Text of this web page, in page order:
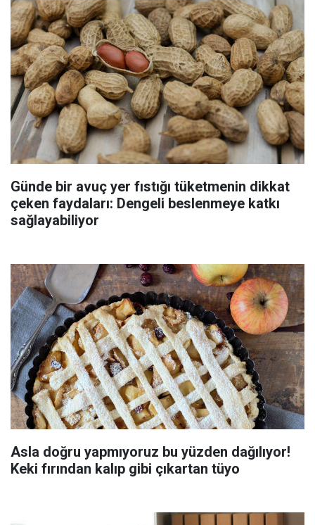
Günde bir avuç yer fıstığı tüketmenin dikkat
çeken faydaları: Dengeli beslenmeye katkı
sağlayabiliyor
Asla doğru yapmıyoruz bu yüzden dağılıyor!
Keki fırından kalıp gibi çıkartan tüyo